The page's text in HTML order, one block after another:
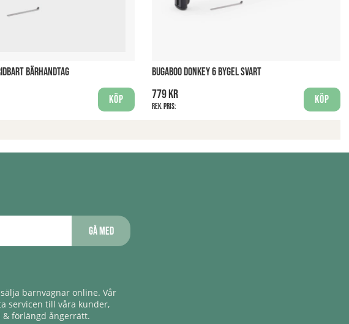
BÄRHANDTAG
Köp
BUGABOO DONKEY 6 BYGEL SVART
779 kr
Rek. pris:
Köp
Gå med
barnvagnar online. Vår
servicen till våra kunder,
& förlängd ångerrätt.